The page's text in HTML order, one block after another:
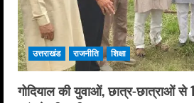
उत्तराखंड राजनीति शिक्षा
गोदियाल की युवाओं, छात्र-छात्राओं